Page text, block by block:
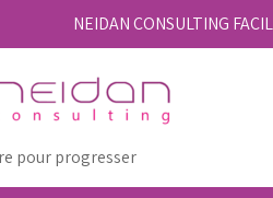
NEIDAN CONSULTING
pour progresser